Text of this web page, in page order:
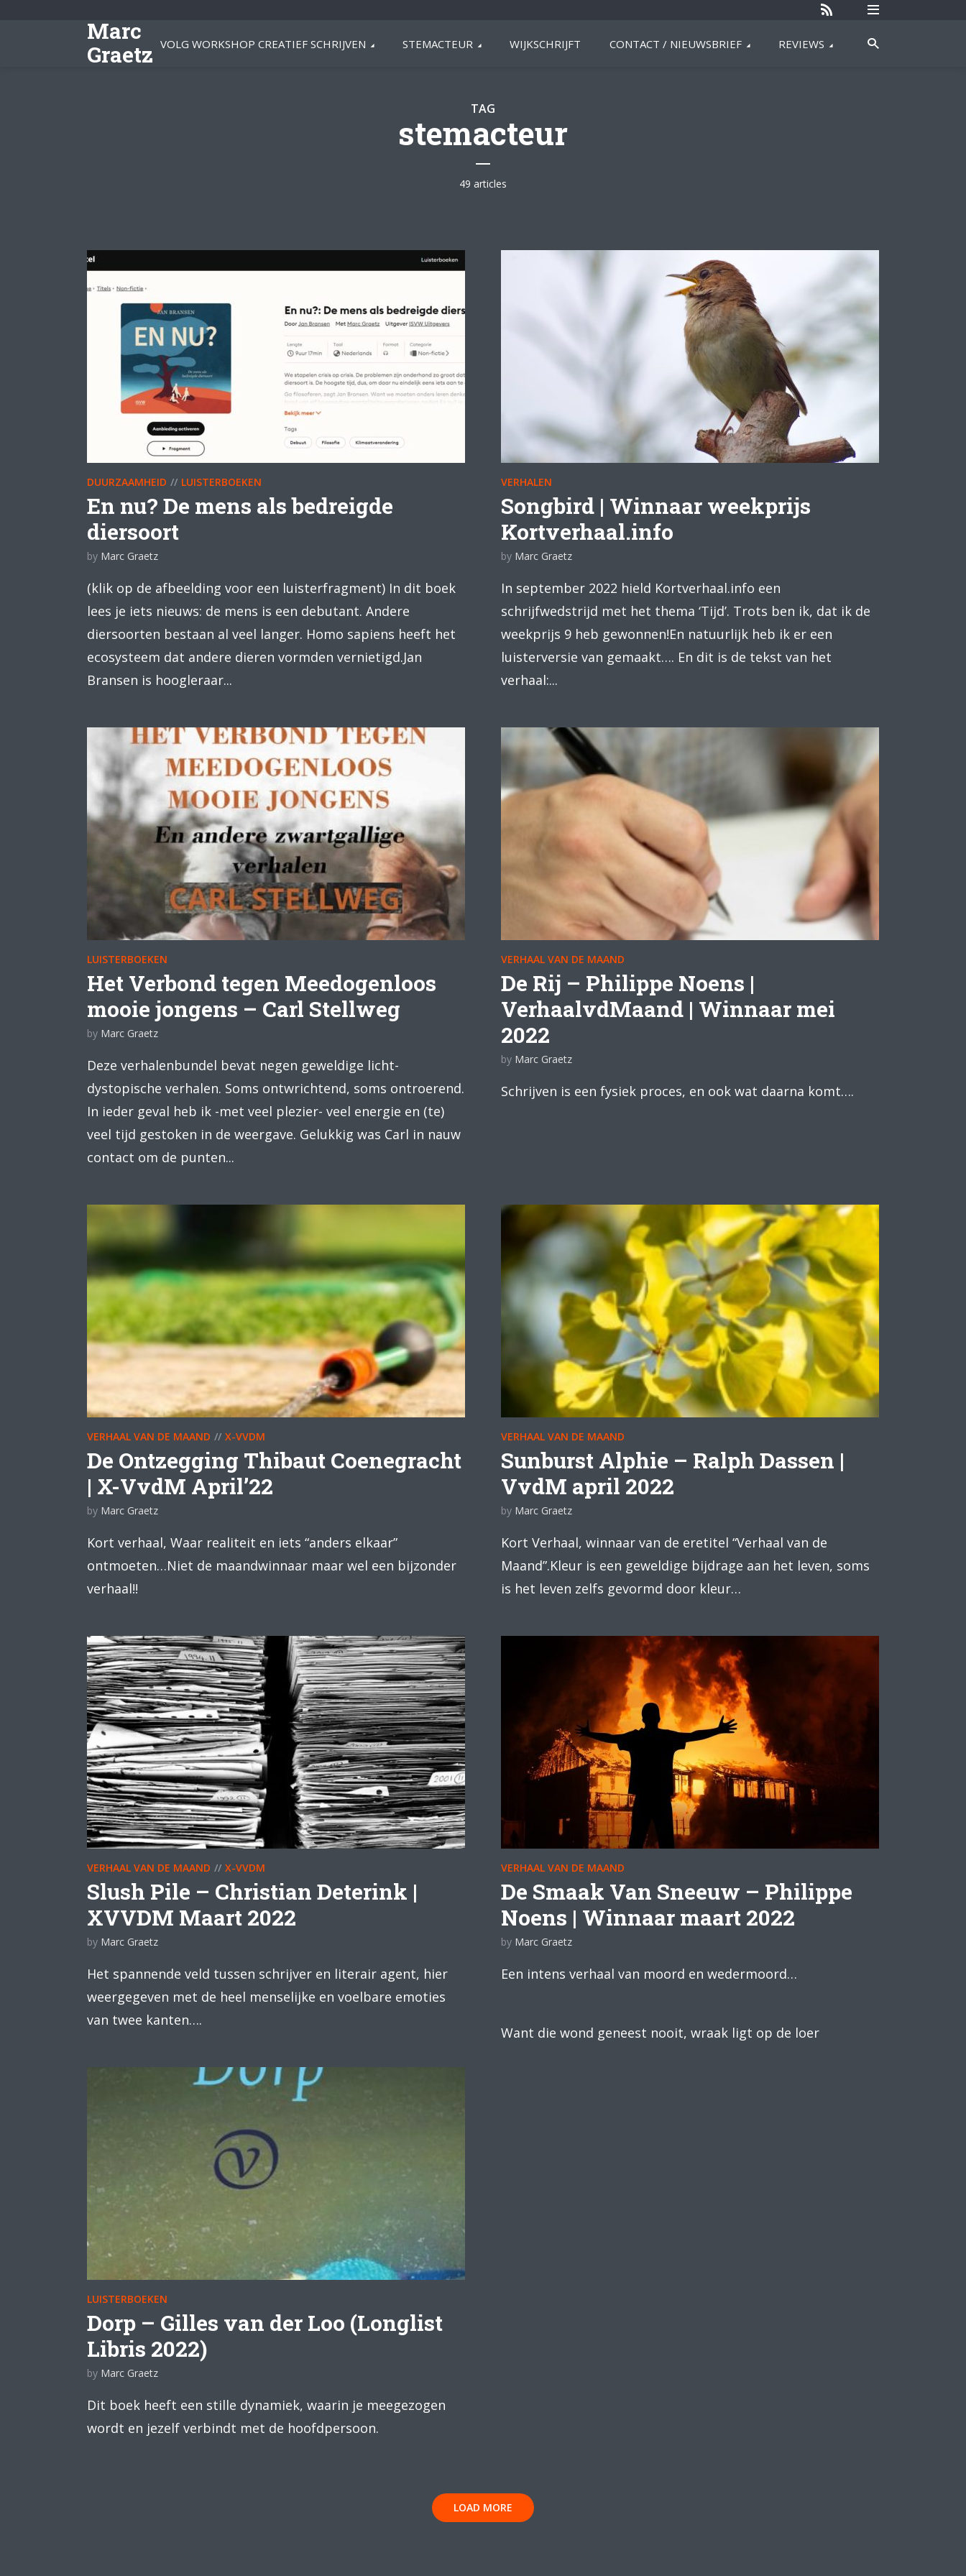
Marc
Graetz VOLG WORKSHOP CREATIEF SCHRIJVEN STEMACTEUR WIJKSCHRIJFT CONTACT / NIEUWSBRIEF REVIEWS
TAG
stemacteur
49 articles
DUURZAAMHEID LUISTERBOEKEN
En nu? De mens als bedreigde
diersoort
by Marc Graetz
(klik op de afbeelding voor een luisterfragment) In dit boek
lees je iets nieuws: de mens is een debutant. Andere
diersoorten bestaan al veel langer. Homo sapiens heeft het
ecosysteem dat andere dieren vormden vernietigd.Jan
Bransen is hoogleraar...
VERHALEN
Songbird | Winnaar weekprijs
Kortverhaal.info
by Marc Graetz
In september 2022 hield Kortverhaal.info een
schrijfwedstrijd met het thema ‘Tijd’. Trots ben ik, dat ik de
weekprijs 9 heb gewonnen!En natuurlijk heb ik er een
luisterversie van gemaakt…. En dit is de tekst van het
verhaal:...
LUISTERBOEKEN
Het Verbond tegen Meedogenloos
mooie jongens – Carl Stellweg
by Marc Graetz
Deze verhalenbundel bevat negen geweldige licht-
dystopische verhalen. Soms ontwrichtend, soms ontroerend.
In ieder geval heb ik -met veel plezier- veel energie en (te)
veel tijd gestoken in de weergave. Gelukkig was Carl in nauw
contact om de punten...
VERHAAL VAN DE MAAND
De Rij – Philippe Noens |
VerhaalvdMaand | Winnaar mei
2022
by Marc Graetz
Schrijven is een fysiek proces, en ook wat daarna komt….
VERHAAL VAN DE MAAND X-VVDM
De Ontzegging Thibaut Coenegracht
| X-VvdM April’22
by Marc Graetz
Kort verhaal, Waar realiteit en iets “anders elkaar”
ontmoeten…Niet de maandwinnaar maar wel een bijzonder
verhaal!!
VERHAAL VAN DE MAAND
Sunburst Alphie – Ralph Dassen |
VvdM april 2022
by Marc Graetz
Kort Verhaal, winnaar van de eretitel “Verhaal van de
Maand”.Kleur is een geweldige bijdrage aan het leven, soms
is het leven zelfs gevormd door kleur…
VERHAAL VAN DE MAAND X-VVDM
Slush Pile – Christian Deterink |
XVVDM Maart 2022
by Marc Graetz
Het spannende veld tussen schrijver en literair agent, hier
weergegeven met de heel menselijke en voelbare emoties
van twee kanten….
VERHAAL VAN DE MAAND
De Smaak Van Sneeuw – Philippe
Noens | Winnaar maart 2022
by Marc Graetz
Een intens verhaal van moord en wedermoord…
Want die wond geneest nooit, wraak ligt op de loer
LUISTERBOEKEN
Dorp – Gilles van der Loo (Longlist
Libris 2022)
by Marc Graetz
Dit boek heeft een stille dynamiek, waarin je meegezogen
wordt en jezelf verbindt met de hoofdpersoon.
LOAD MORE